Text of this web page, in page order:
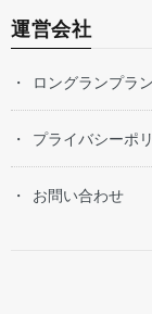
運営会社
ロングランプラ
プライバシーポ
お問い合わせ